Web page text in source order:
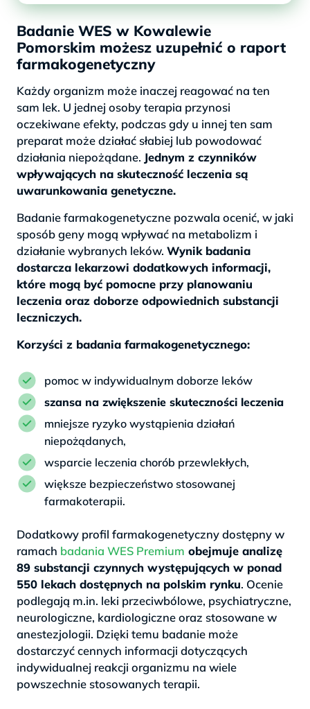
Badanie WES w Kowalewie
Pomorskim możesz uzupełnić o raport
farmakogenetyczny
Każdy organizm może inaczej reagować na ten
sam lek. U jednej osoby terapia przynosi
oczekiwane efekty, podczas gdy u innej ten sam
preparat może działać słabiej lub powodować
działania niepożądane. Jednym z czynników
wpływających na skuteczność leczenia są
uwarunkowania genetyczne.
Badanie farmakogenetyczne pozwala ocenić, w jaki
sposób geny mogą wpływać na metabolizm i
działanie wybranych leków. Wynik badania
dostarcza lekarzowi dodatkowych informacji,
które mogą być pomocne przy planowaniu
leczenia oraz doborze odpowiednich substancji
leczniczych.
Korzyści z badania farmakogenetycznego:
pomoc w indywidualnym doborze leków
szansa na zwiększenie skuteczności leczenia
mniejsze ryzyko wystąpienia działań
niepożądanych,
wsparcie leczenia chorób przewlekłych,
większe bezpieczeństwo stosowanej
farmakoterapii.
Dodatkowy profil farmakogenetyczny dostępny w
ramach badania WES Premium obejmuje analizę
89 substancji czynnych występujących w ponad
550 lekach dostępnych na polskim rynku. Ocenie
podlegają m.in. leki przeciwbólowe, psychiatryczne,
neurologiczne, kardiologiczne oraz stosowane w
anestezjologii. Dzięki temu badanie może
dostarczyć cennych informacji dotyczących
indywidualnej reakcji organizmu na wiele
powszechnie stosowanych terapii.